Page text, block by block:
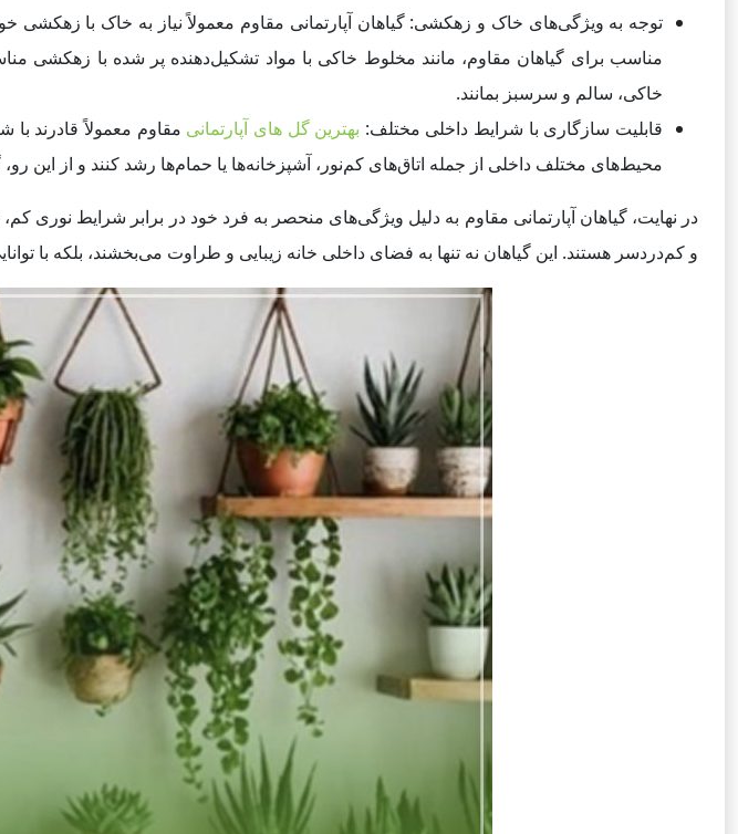
توجه به ویژگی‌های خاک و زهکشی: گیاهان آپارتمانی مقاوم معمولاً نیاز به خاک با
مناسب برای گیاهان مقاوم، مانند مخلوط خاکی با مواد تشکیل‌دهنده پر شده با زهکشی
خاکی، سالم و سرسبز بمانند.
قابلیت سازگاری با شرایط داخلی مختلف: بهترین گل های آپارتمانی مقاوم معمولاً قادرند
محیط‌های مختلف داخلی از جمله اتاق‌های کم‌نور، آشپزخانه‌ها یا حمام‌ها رشد کنند و از این
در نهایت، گیاهان آپارتمانی مقاوم به دلیل ویژگی‌های منحصر به فرد خود در برابر شرایط نوری
و کم‌دردسر هستند. این گیاهان نه تنها به فضای داخلی خانه زیبایی و طراوت می‌بخشند، بلکه با